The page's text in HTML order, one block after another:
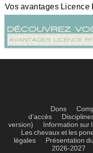
Vos avantages Licence
Dons
d’accès
version)
Information sur
Les chevaux et les
légales
Présentation
2026-2027